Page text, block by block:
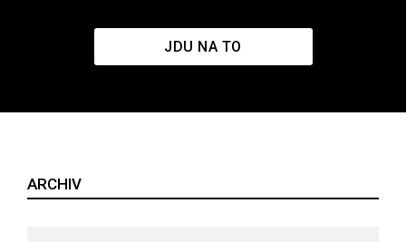
JDU NA TO
ARCHIV